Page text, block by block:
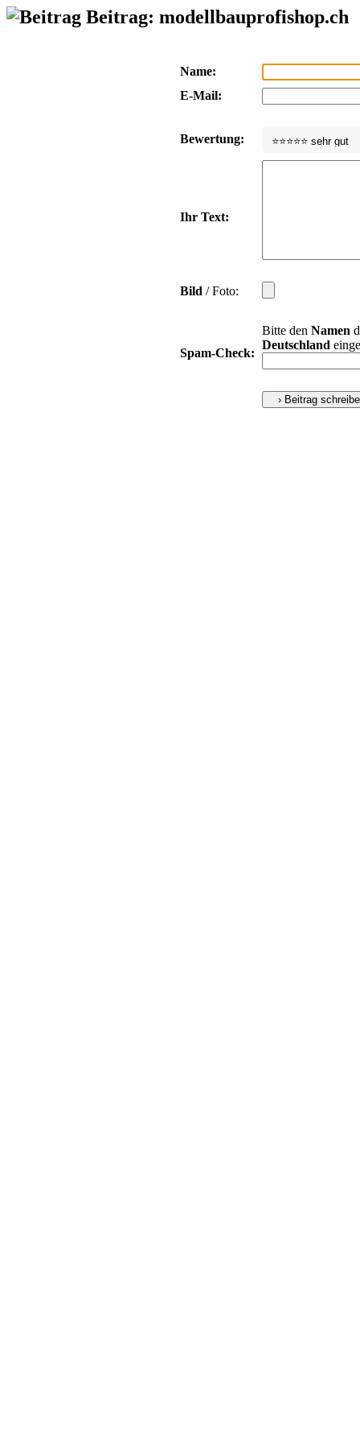
Beitrag: modellbauprofishop.ch
Name:
E-Mail:
Bewertung:
Ihr Text:
Bild / Foto:
Spam-Check:
Bitte den Namen
Deutschland